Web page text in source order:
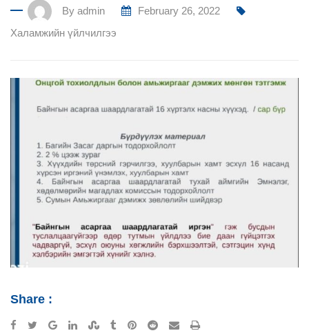
By admin
February 26, 2022
Халамжийн үйлчилгээ
Share :
Google+LinkedInStumbleUpon
TumblrPinterest
Reddit SharePrint